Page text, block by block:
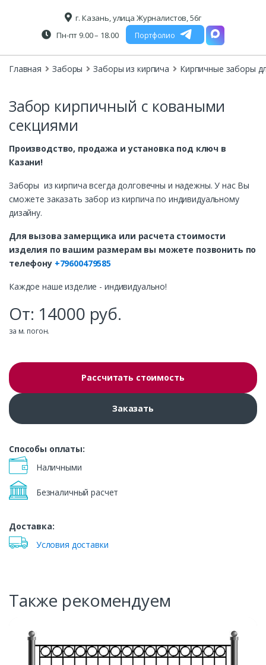
г. Казань, улица Журналистов, 56г
Пн-пт 9.00 – 18.00
Портфолио
Главная Заборы Заборы из кирпича Кирпичные заборы
Забор кирпичный с коваными
секциями
Производство, продажа и установка под ключ в
Казани!
Заборы из кирпича всегда долговечны и надежны. У нас Вы
сможете заказать забор из кирпича по индивидуальному
дизайну.
Для вызова замерщика или расчета стоимости
изделия по вашим размерам вы можете позвонить по
телефону +79600479585
Каждое наше изделие - индивидуально!
От: 14000 руб.
за м. погон.
Рассчитать стоимость
Заказать
Способы оплаты:
Наличными
Безналичный расчет
Доставка:
Условия доставки
Также рекомендуем